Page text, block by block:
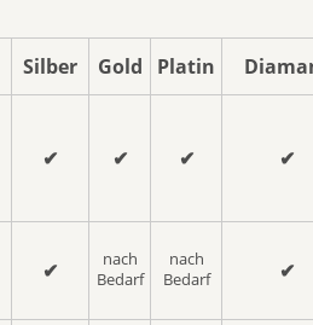
Silber Gold Platin
✔ ✔ ✔ ✔
✔
nach
Bedarf
nach
Bedarf
✔